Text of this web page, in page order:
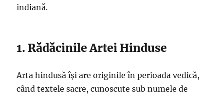
indiană.
1. Rădăcinile Artei Hinduse
Arta hindusă își are originile în perioada vedică,
când textele sacre, cunoscute sub numele de